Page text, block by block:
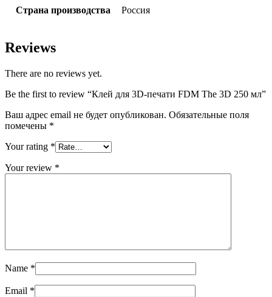
Страна производства Россия
Reviews
There are no reviews yet.
Be the first to review “Клей для 3D-печати FDM The 3D 250 мл”
Ваш адрес email не будет опубликован. Обязательные поля
помечены *
Your rating *
Your review *
Name *
Email *